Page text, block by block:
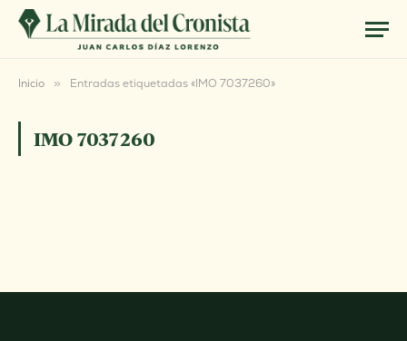
Inicio » Entradas etiquetadas «IMO 7037260»
IMO 7037260